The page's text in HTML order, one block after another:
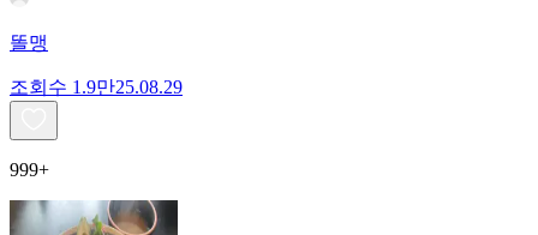
똘맹
조회수 1.9만25.08.29
999+